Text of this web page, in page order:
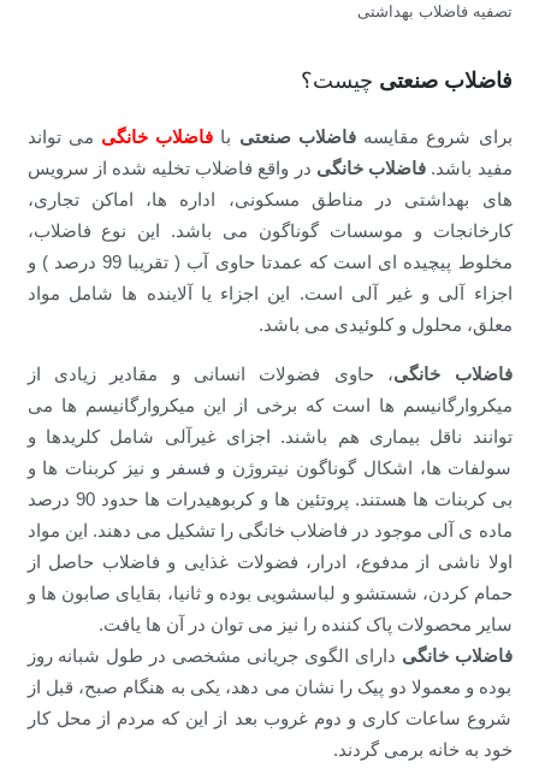
تصفیه فاضلاب بهداشتی
فاضلاب صنعتی چیست؟
برای شروع مقایسهفاضلاب صنعتی با فاضلاب خانگی می تواند
مفید باشد. فاضلاب خانگی در واقع فاضلاب تخلیه شده از سرویس
های بهداشتی در مناطق مسکونی، اداره ها، اماکن تجاری،
کارخانجات و موسسات گوناگون می باشد. این نوع فاضلاب،
مخلوط پیچیده ای است که عمدتا حاوی آب ( تقریبا 99 درصد ) و
اجزاء آلی و غیر آلی است. این اجزاء یا آلاینده ها شامل مواد
معلق، محلول و کلوئیدی می باشد.
فاضلاب خانگی، حاوی فضولات انسانی و مقادیر زیادی از
میکروارگانیسم ها است که برخی از این میکروارگانیسم ها می
توانند ناقل بیماری هم باشند. اجزای غیرآلی شامل کلریدها و
سولفات ها، اشکال گوناگون نیتروژن و فسفر و نیز کربنات ها و
بی کربنات ها هستند. پروتئین ها و کربوهیدرات ها حدود 90 درصد
ماده ی آلی موجود در فاضلاب خانگی را تشکیل می دهند. این مواد
اولا ناشی از مدفوع، ادرار، فضولات غذایی و فاضلاب حاصل از
حمام کردن، شستشو و لباسشویی بوده و ثانیا، بقایای صابون ها و
سایر محصولات پاک کننده را نیز می توان در آن ها یافت.
فاضلاب خانگی دارای الگوی جریانی مشخصی در طول شبانه روز
بوده و معمولا دو پیک را نشان می دهد، یکی به هنگام صبح، قبل از
شروع ساعات کاری و دوم غروب بعد از این که مردم از محل کار
خود به خانه برمی گردند.